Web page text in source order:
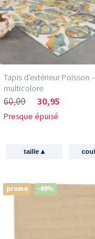
Tapis d’extérieur Poisson
multicolore
60,00 30,95
Presque épuisé
taille▴
promo -49%